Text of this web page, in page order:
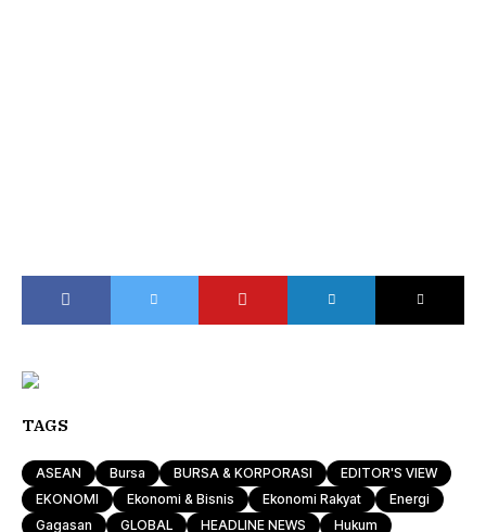
TAGS
ASEAN Bursa BURSA & KORPORASI
EDITOR'S VIEW
EKONOMI
Ekonomi & Bisnis Ekonomi Rakyat
Energi
Gagasan
GLOBAL HEADLINE NEWS Hukum